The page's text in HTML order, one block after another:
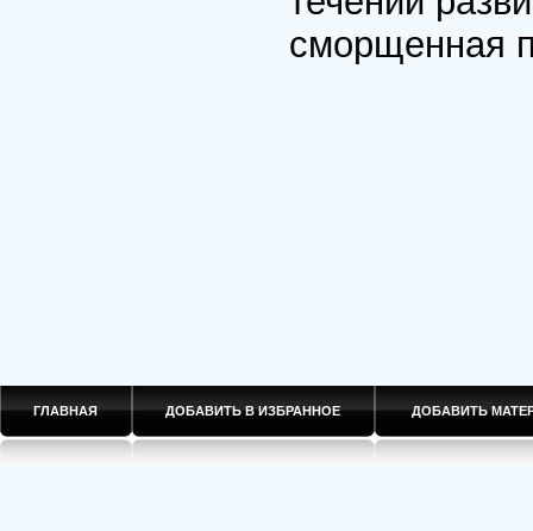
сморщенная
ГЛАВНАЯ ДОБАВИТЬ В ИЗБРАННОЕ ДОБАВИТЬ